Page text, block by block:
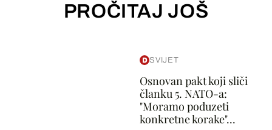
PROČITAJ JOŠ
SVIJET
Osnovan pakt koji sliči
članku 5. NATO-a:
"Moramo poduzeti
konkretne korake"...